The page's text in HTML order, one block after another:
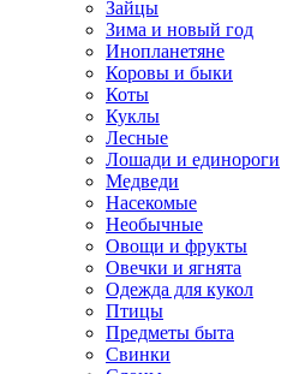
Зайцы
Зима и новый год
Инопланетяне
Коровы и быки
Коты
Куклы
Лесные
Лошади и единороги
Медведи
Насекомые
Необычные
Овощи и фрукты
Овечки и ягнята
Одежда для кукол
Птицы
Предметы быта
Свинки